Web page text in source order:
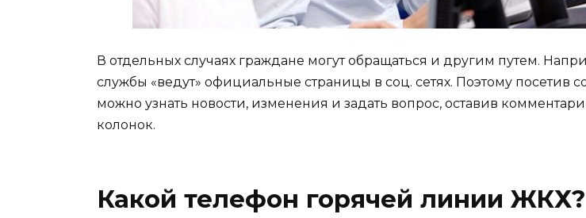
В отдельных случаях граждане могут обращаться и другим путем.
службы «ведут» официальные страницы в соц. сетях. Поэтому посетив
можно узнать новости, изменения и задать вопрос, оставив
колонок.
Какой телефон горячей линии ЖКХ?